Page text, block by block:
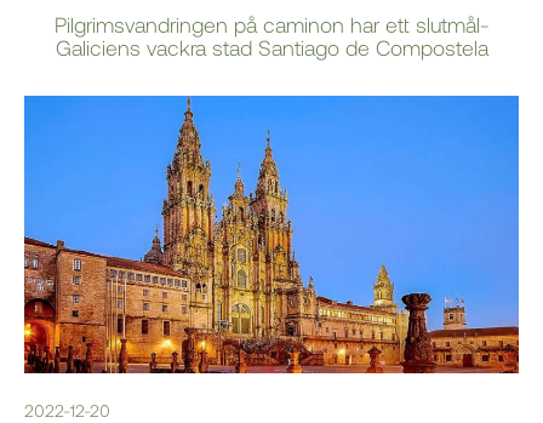
Pilgrimsvandringen på caminon har ett slutmål-
Galiciens vackra stad Santiago de Compostela
2022-12-20